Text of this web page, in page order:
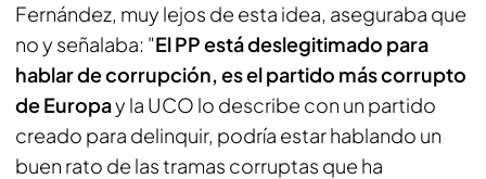
Fernández, muy lejos de esta idea, aseguraba que
no y señalaba: "El PP está deslegitimado para
hablar de corrupción, es el partido más corrupto
de Europay la UCO lo describe con un partido
creado para delinquir, podría estar hablando un
buen rato de las tramas corruptas que ha